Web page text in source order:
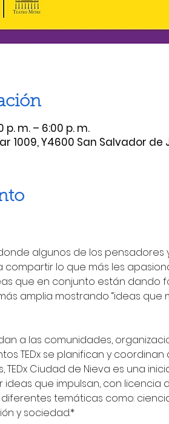
p. m. – 6:00 p. m.
1009, Y4600 San Salvador de
algunos de los
lo que más les
que en conjunto están dando
amplia mostrando “ideas que
a las comunidades,
TEDx se planifican y
TEDx Ciudad de Nieva es una
que impulsan, con licencia
temáticas como:
y sociedad.*